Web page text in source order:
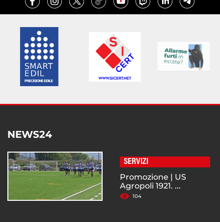
NEWS24
SERVIZI
Promozione | US
Agropoli 1921. ...
104